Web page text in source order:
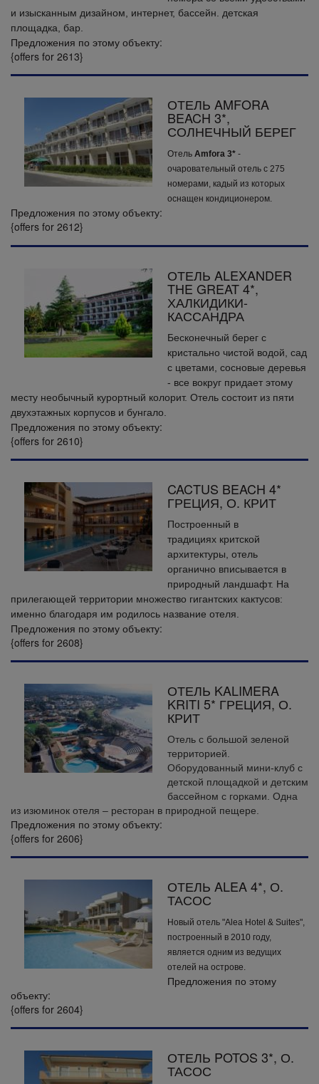
и изысканным дизайном, интернет, бассейн. детская
площадка, бар.
Предложения по этому объекту:
{offers for 2613}
ОТЕЛЬ AMFORA
BEACH 3*,
СОЛНЕЧНЫЙ БЕРЕГ
Отель Amfora 3* -
очаровательный отель с 275
номерами, кадый из которых
оснащен кондиционером.
Предложения по этому объекту:
{offers for 2612}
ОТЕЛЬ ALEXANDER
THE GREAT 4*,
ХАЛКИДИКИ-
КАССАНДРА
Бесконечный берег с
кристально чистой водой, сад
с цветами, сосновые деревья
- все вокруг придает этому
месту необычный курортный колорит. Отель состоит из пяти
двухэтажных корпусов и бунгало.
Предложения по этому объекту:
{offers for 2610}
CACTUS BEACH 4*
ГРЕЦИЯ, О. КРИТ
Построенный в
традициях критской
архитектуры, отель
органично вписывается в
природный ландшафт. На
прилегающей территории множество гигантских кактусов:
именно благодаря им родилось название отеля.
Предложения по этому объекту:
{offers for 2608}
ОТЕЛЬ KALIMERA
KRITI 5* ГРЕЦИЯ, О.
КРИТ
Отель с большой зеленой
территорией.
Оборудованный мини-клуб с
детской площадкой и детским
бассейном с горками. Одна
из изюминок отеля – ресторан в природной пещере.
Предложения по этому объекту:
{offers for 2606}
ОТЕЛЬ ALEA 4*, О.
ТАСОС
Новый отель "Alea Hotel & Suites",
построенный в 2010 году,
является одним из ведущих
отелей на острове.
Предложения по этому
объекту:
{offers for 2604}
ОТЕЛЬ POTOS 3*, О.
ТАСОС